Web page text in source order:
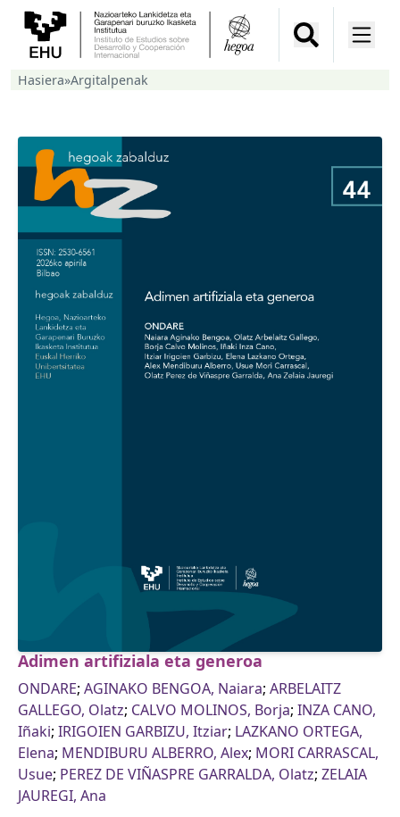
Hasiera»Argitalpenak
Adimen artifiziala eta generoa
ONDARE; AGINAKO BENGOA, Naiara; ARBELAITZ
GALLEGO, Olatz; CALVO MOLINOS, Borja; INZA CANO,
Iñaki; IRIGOIEN GARBIZU, Itziar; LAZKANO ORTEGA,
Elena; MENDIBURU ALBERRO, Alex; MORI CARRASCAL,
Usue; PEREZ DE VIÑASPRE GARRALDA, Olatz; ZELAIA
JAUREGI, Ana